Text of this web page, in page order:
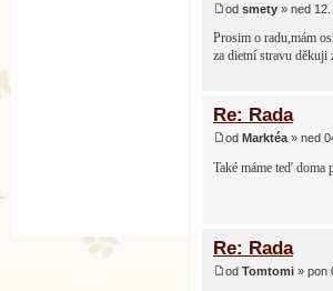
od smety » ned
Prosim o radu,mám
za dietní stravu děkuji
Re: Rada
od Marktéa » ned
Také máme teď doma
Re: Rada
od Tomtomi » pon